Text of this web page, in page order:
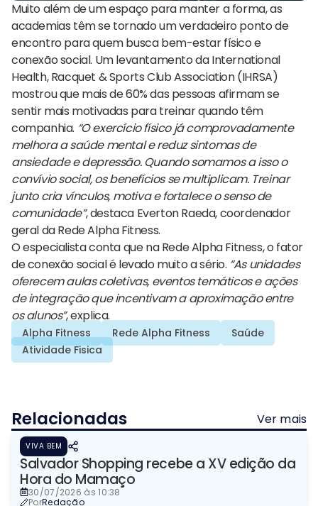
Muito além de um espaço para manter a forma, as
academias têm se tornado um verdadeiro ponto de
encontro para quem busca bem-estar físico e
conexão social. Um levantamento da International
Health, Racquet & Sports Club Association (IHRSA)
mostrou que mais de 60% das pessoas afirmam se
sentir mais motivadas para treinar quando têm
companhia. “O exercício físico já comprovadamente
melhora a saúde mental e reduz sintomas de
ansiedade e depressão. Quando somamos a isso o
convívio social, os benefícios se multiplicam. Treinar
junto cria vínculos, motiva e fortalece o senso de
comunidade”, destaca Everton Raeda, coordenador
geral da Rede Alpha Fitness.
O especialista conta que na Rede Alpha Fitness, o fator
de conexão social é levado muito a sério. “As unidades
oferecem aulas coletivas, eventos temáticos e ações
de integração que incentivam a aproximação entre
os alunos”, explica.
Alpha Fitness Rede Alpha Fitness
Saúde
Atividade Fisica
Relacionadas Ver mais
VIVA BEM
Salvador Shopping recebe a XV edição da
Hora do Mamaço
30/07/2026 às 10:38
PorRedação